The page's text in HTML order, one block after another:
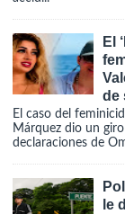
El
de
El caso del
Márquez dio un
declaraciones de
le